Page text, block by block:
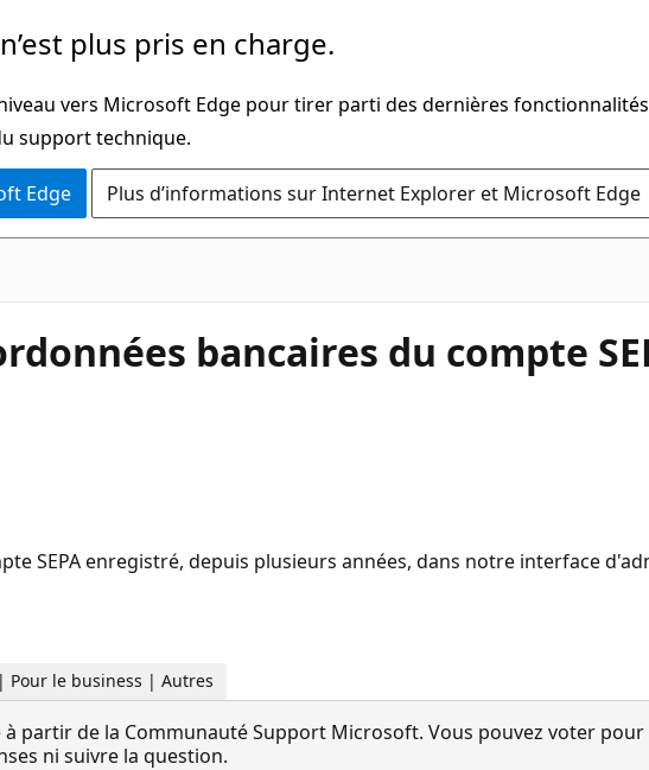
plus pris en charge.
vers Microsoft Edge pour tirer parti des dernières
support technique.
Edge Plus d’informations sur Internet Explorer et Microsoft Edge
bancaires du compte
SEPA enregistré, depuis plusieurs années, dans notre interface
Pour le business | Autres
partir de la Communauté Support Microsoft. Vous pouvez voter
ni suivre la question.